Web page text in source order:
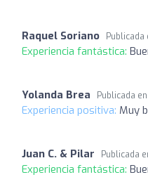
Raquel Soriano Publicada
Experiencia fantástica:
Yolanda Brea Publicada en
Experiencia positiva: Muy
Juan C. & Pilar Publicada
Experiencia fantástica: